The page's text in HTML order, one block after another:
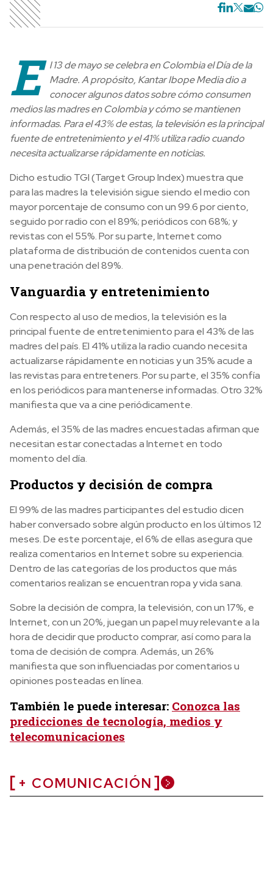
E
l 13 de mayo se celebra en Colombia el Día de la
Madre. A propósito, Kantar Ibope Media dio a
conocer algunos datos sobre cómo consumen
medios las madres en Colombia y cómo se mantienen
informadas. Para el 43% de estas, la televisión es la principal
fuente de entretenimiento y el 41% utiliza radio cuando
necesita actualizarse rápidamente en noticias.
Dicho estudio TGI (Target Group Index) muestra que
para las madres la televisión sigue siendo el medio con
mayor porcentaje de consumo con un 99.6 por ciento,
seguido por radio con el 89%; periódicos con 68%; y
revistas con el 55%. Por su parte, Internet como
plataforma de distribución de contenidos cuenta con
una penetración del 89%.
Vanguardia y entretenimiento
Con respecto al uso de medios, la televisión es la
principal fuente de entretenimiento para el 43% de las
madres del país. El 41% utiliza la radio cuando necesita
actualizarse rápidamente en noticias y un 35% acude a
las revistas para entreteners. Por su parte, el 35% confía
en los periódicos para mantenerse informadas. Otro 32%
manifiesta que va a cine periódicamente.
Además, el 35% de las madres encuestadas afirman que
necesitan estar conectadas a Internet en todo
momento del día.
Productos y decisión de compra
El 99% de las madres participantes del estudio dicen
haber conversado sobre algún producto en los últimos 12
meses. De este porcentaje, el 6% de ellas asegura que
realiza comentarios en Internet sobre su experiencia.
Dentro de las categorías de los productos que más
comentarios realizan se encuentran ropa y vida sana.
Sobre la decisión de compra, la televisión, con un 17%, e
Internet, con un 20%, juegan un papel muy relevante a la
hora de decidir que producto comprar, así como para la
toma de decisión de compra. Además, un 26%
manifiesta que son influenciadas por comentarios u
opiniones posteadas en línea.
También le puede interesar: Conozca las
predicciones de tecnología, medios y
telecomunicaciones
+ COMUNICACIÓN